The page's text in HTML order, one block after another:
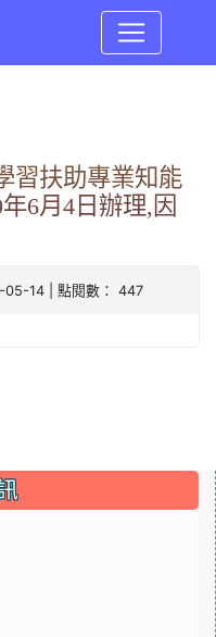
習扶助專業知能
6月4日辦理,因
05-14 | 點閱數： 447